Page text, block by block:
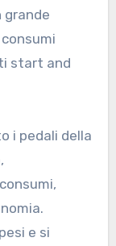
grande
start and
i pedali della
e si